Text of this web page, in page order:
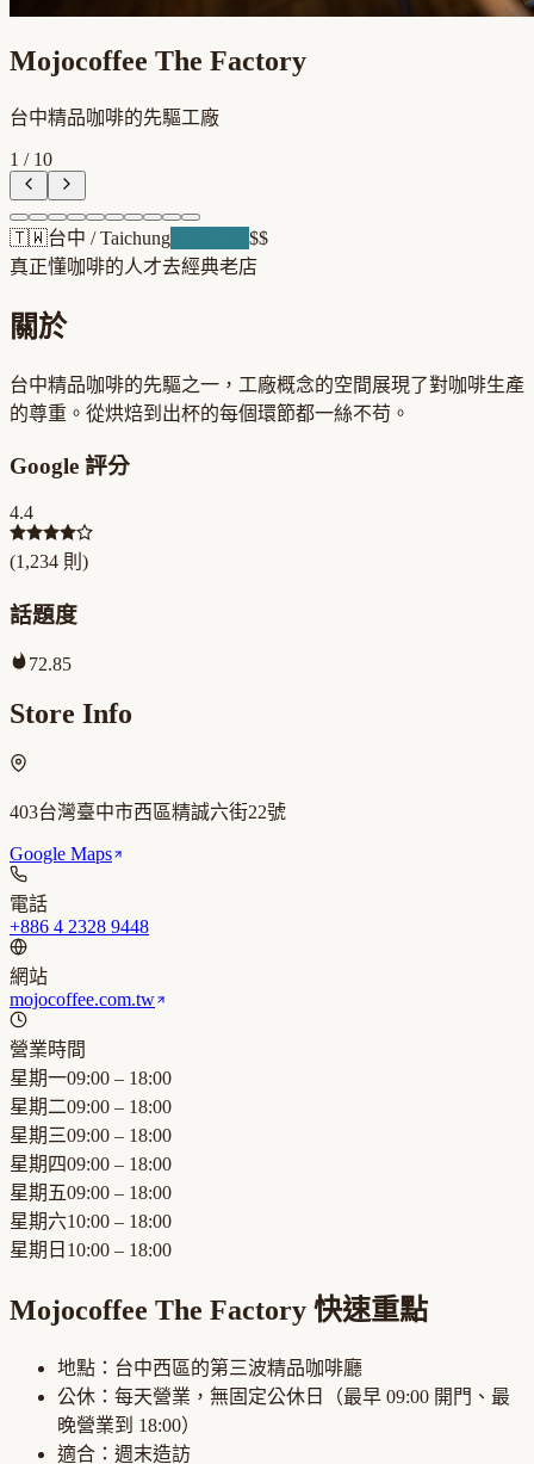
Mojocoffee The Factory
台中精品咖啡的先驅工廠
1 / 10
🇹🇼台中 /Taichung
$$
真正懂咖啡的人才去經典老店
關於
台中精品咖啡的先驅之一，工廠概念的空間展現了對咖啡生產
的尊重。從烘焙到出杯的每個環節都一絲不苟。
Google 評分
4.4
(1,234 則)
話題度
72.85
Store Info
403台灣臺中市西區精誠六街22號
Google Maps
電話
+886 4 2328 9448
網站
mojocoffee.com.tw
營業時間
星期一09:00 – 18:00
星期二09:00 – 18:00
星期三09:00 – 18:00
星期四09:00 – 18:00
星期五09:00 – 18:00
星期六10:00 – 18:00
星期日 10:00 – 18:00
Mojocoffee The Factory 快速重點
地點： 台中西區的第三波精品咖啡廳
公休： 每天營業，無固定公休日 （最早 09:00 開門、最
晚營業到 18:00）
適合： 週末造訪